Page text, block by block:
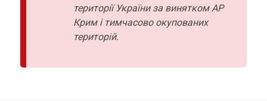
території України за винятком АР
Крим і тимчасово окупованих
територій.